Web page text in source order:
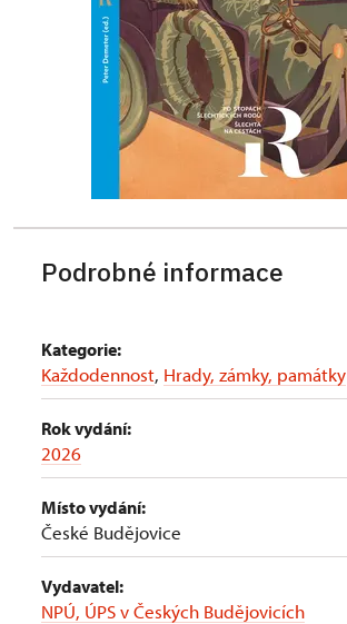
Podrobné informace
Kategorie:
Každodennost, Hrady, zámky, památky
Rok vydání:
2026
Místo vydání:
České Budějovice
Vydavatel:
NPÚ, ÚPS v Českých Budějovicích